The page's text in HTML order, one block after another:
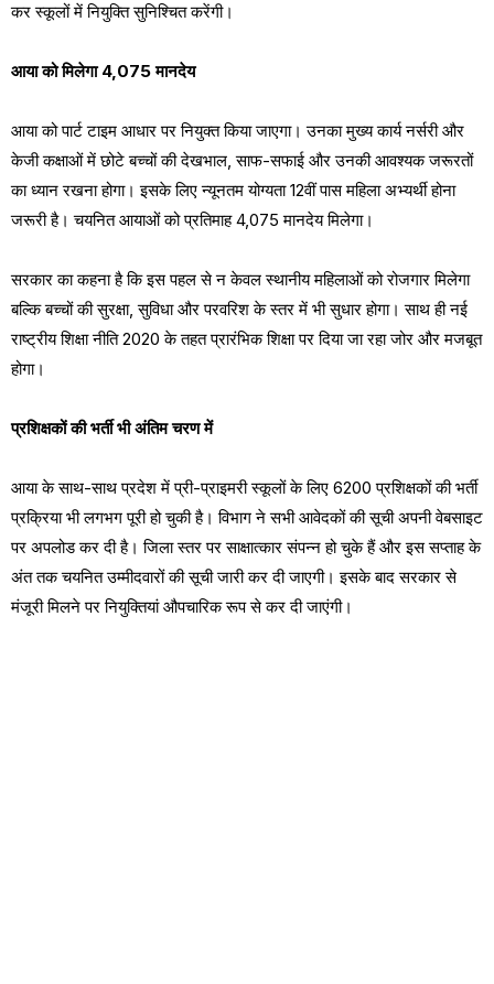
कर स्कूलों में नियुक्ति सुनिश्चित करेंगी।
आया को मिलेगा ₹4,075 मानदेय
आया को पार्ट टाइम आधार पर नियुक्त किया जाएगा। उनका मुख्य कार्य नर्सरी और
केजी कक्षाओं में छोटे बच्चों की देखभाल, साफ-सफाई और उनकी आवश्यक जरूरतों
का ध्यान रखना होगा। इसके लिए न्यूनतम योग्यता 12वीं पास महिला अभ्यर्थी होना
जरूरी है। चयनित आयाओं को प्रतिमाह ₹4,075 मानदेय मिलेगा।
सरकार का कहना है कि इस पहल से न केवल स्थानीय महिलाओं को रोजगार मिलेगा
बल्कि बच्चों की सुरक्षा, सुविधा और परवरिश के स्तर में भी सुधार होगा। साथ ही नई
राष्ट्रीय शिक्षा नीति 2020 के तहत प्रारंभिक शिक्षा पर दिया जा रहा जोर और मजबूत
होगा।
प्रशिक्षकों की भर्ती भी अंतिम चरण में
आया के साथ-साथ प्रदेश में प्री-प्राइमरी स्कूलों के लिए 6200 प्रशिक्षकों की भर्ती
प्रक्रिया भी लगभग पूरी हो चुकी है। विभाग ने सभी आवेदकों की सूची अपनी वेबसाइट
पर अपलोड कर दी है। जिला स्तर पर साक्षात्कार संपन्न हो चुके हैं और इस सप्ताह के
अंत तक चयनित उम्मीदवारों की सूची जारी कर दी जाएगी। इसके बाद सरकार से
मंजूरी मिलने पर नियुक्तियां औपचारिक रूप से कर दी जाएंगी।